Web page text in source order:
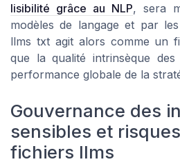
lisibilité grâce au NLP, sera
modèles de langage et par
llms txt agit alors comme un
que la qualité intrinsèque
performance globale de la
Gouvernance des
sensibles et
fichiers llms